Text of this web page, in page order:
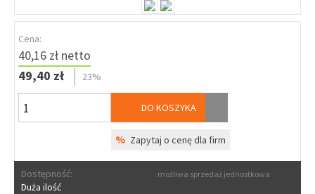
Cena:
40,16 zł netto
49,40 zł
23%
DO KOSZYKA
% Zapytaj o cenę dla firm
Dostępność:
Duża ilość
możliwa sprzedaż jednostkowa